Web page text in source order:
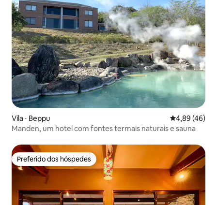
Vila ⋅ Beppu 4,89 de uma
4,89 (46)
Manden, um hotel com fontes termais naturais e sauna
Preferido dos hóspedes
Preferido dos hóspedes